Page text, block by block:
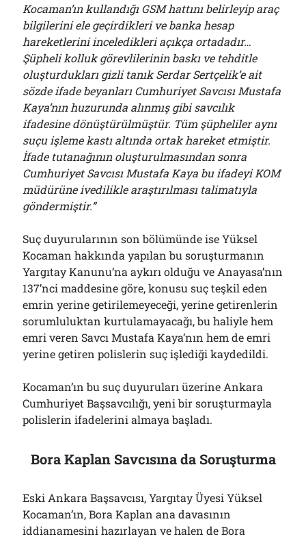
Kocaman’ın kullandığı GSM hattını belirleyip araç
bilgilerini ele geçirdikleri ve banka hesap
hareketlerini inceledikleri açıkça ortadadır…
Şüpheli kolluk görevlilerinin baskı ve tehditle
oluşturdukları gizli tanık Serdar Sertçelik’e ait
sözde ifade beyanları Cumhuriyet Savcısı Mustafa
Kaya’nın huzurunda alınmış gibi savcılık
ifadesine dönüştürülmüştür. Tüm şüpheliler aynı
suçu işleme kastı altında ortak hareket etmiştir.
İfade tutanağının oluşturulmasından sonra
Cumhuriyet Savcısı Mustafa Kaya bu ifadeyi KOM
müdürüne ivedilikle araştırılması talimatıyla
göndermiştir.”
Suç duyurularının son bölümünde ise Yüksel
Kocaman hakkında yapılan bu soruşturmanın
Yargıtay Kanunu’na aykırı olduğu ve Anayasa’nın
137’nci maddesine göre, konusu suç teşkil eden
emrin yerine getirilemeyeceği, yerine getirenlerin
sorumluluktan kurtulamayacağı, bu haliyle hem
emri veren Savcı Mustafa Kaya’nın hem de emri
yerine getiren polislerin suç işlediği kaydedildi.
Kocaman’ın bu suç duyuruları üzerine Ankara
Cumhuriyet Başsavcılığı, yeni bir soruşturmayla
polislerin ifadelerini almaya başladı.
Bora Kaplan Savcısına da Soruşturma
Eski Ankara Başsavcısı, Yargıtay Üyesi Yüksel
Kocaman’ın, Bora Kaplan ana davasının
iddianamesini hazırlayan ve halen de Bora